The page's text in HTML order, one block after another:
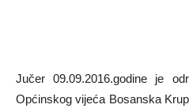
Jučer 09.09.2016.godine je
Općinskog vijeća Bosanska